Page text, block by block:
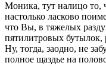
Моника, тут налицо то,
настолько ласково
что Вы, в тяжелых
пятилитровых бутылок,
Ну, тогда, заодно, не
полное щаздье на